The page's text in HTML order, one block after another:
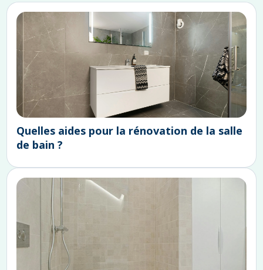
retraités dépendants (GIR 1 à 4).
- Des aides ponctuelles des caisses de retraite (comme
l’ARDH de la CARSAT).
- Des aides locales complémentaires proposées par
votre commune, département ou région.
Quelles aides pour la rénovation de la salle
de bain ?